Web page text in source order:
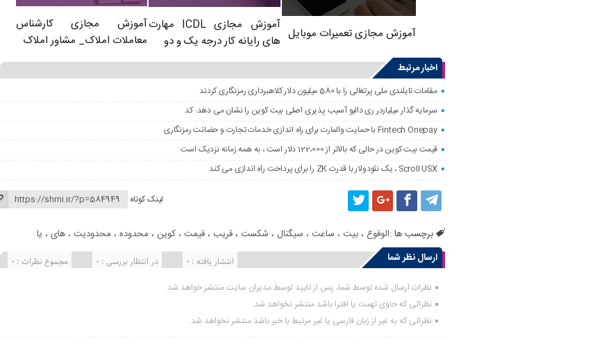
آموزش مجازی تعمیرات موبایل
آموزش مجازی ICDL مهارت
های رایانه کار درجه یک و دو
آموزش مجازی کارشناس
معاملات املاک_ مشاور املاک
اخبار مرتبط
مقامات تایلندی ملی پرتغالی را با 580 میلیون دلار کلاهبرداری رمزنگاری کردند
سرمایه گذار میلیاردر ری دالیو آسیب پذیری اصلی بیت کوین را نشان می دهد: کد
Fintech Onepay با حمایت والمارت برای راه اندازی خدمات تجارت و حضانت رمزنگاری
قیمت بیت کوین در حالی که بالاتر از 122،000 دلار است ، به همه زمانه نزدیک است
Scroll USX ، یک نئودولار با قدرت ZK را برای پرداخت راه اندازی می کند
لینک کوتاه
برچسب ها :الوقوع ،بیت ، ساعت ، سیگنال ، شکست ،قریب ،قیمت ،کوین ، محدوده ، محدودیت ،های ، یا
ارسال نظر شما
مجموع نظرات : 0 در انتظار بررسی : 0 انتشار یافته : 0
نظرات ارسال شده توسط شما، پس از تایید توسط مدیران سایت منتشر خواهد شد.
نظراتی که حاوی تهمت یا افترا باشد منتشر نخواهد شد.
نظراتی که به غیر از زبان فارسی یا غیر مرتبط با خبر باشد منتشر نخواهد شد.